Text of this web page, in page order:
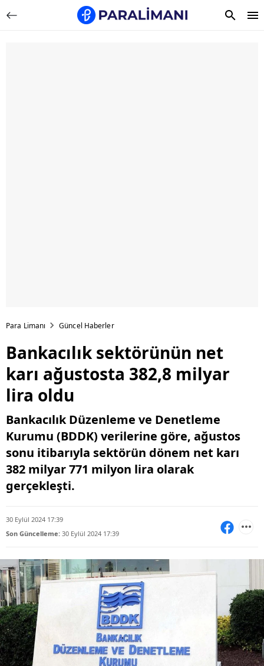
Para Limanı Güncel Haberler
Bankacılık sektörünün net
karı ağustosta 382,8 milyar
lira oldu
Bankacılık Düzenleme ve Denetleme
Kurumu (BDDK) verilerine göre, ağustos
sonu itibarıyla sektörün dönem net karı
382 milyar 771 milyon lira olarak
gerçekleşti.
30 Eylül 2024 17:39
Son Güncelleme: 30 Eylül 2024 17:39